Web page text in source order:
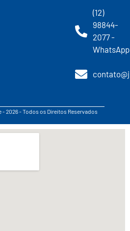
(12)
98844-
2077 -
WhatsApp
- 2026 - Todos os Direitos Reservados